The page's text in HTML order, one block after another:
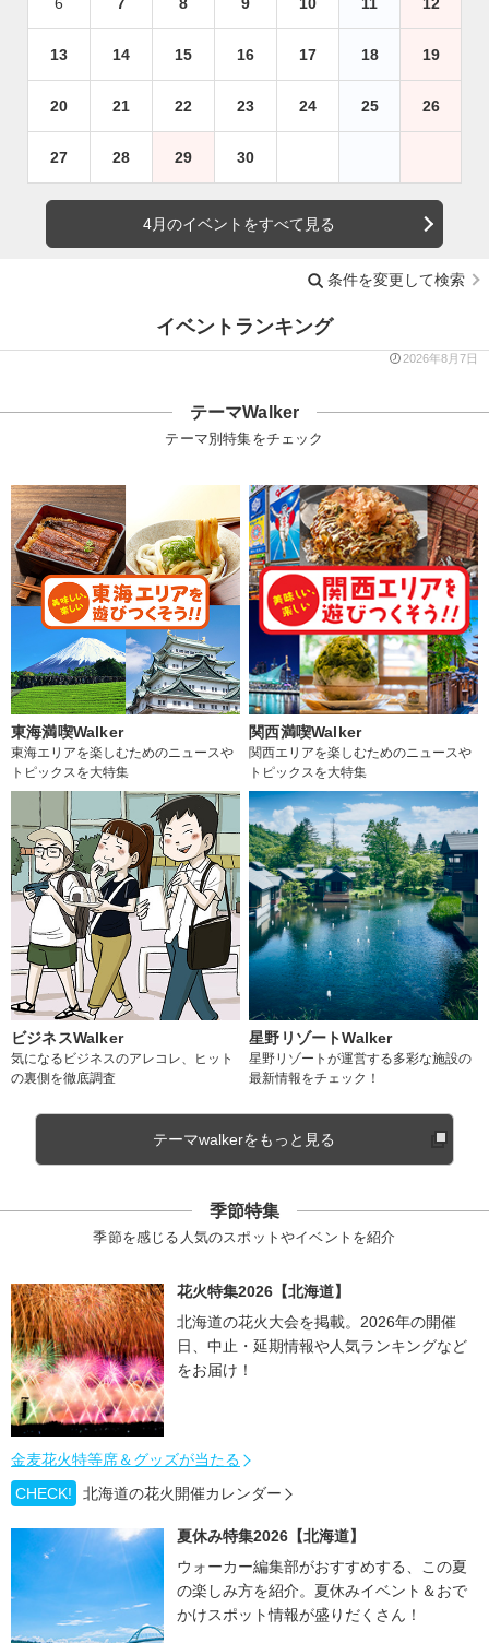
13 14 15 16 17 18 19
20 21 22 23 24 25 26
27 28 29 30
4月のイベントをすべて見る
条件を変更して検索
イベントランキング
2026年8月7日
テーマWalker
テーマ別特集をチェック
東海満喫Walker
東海エリアを楽しむためのニュースや
トピックスを大特集
関西満喫Walker
関西エリアを楽しむためのニュースや
トピックスを大特集
ビジネスWalker
気になるビジネスのアレコレ、ヒット
の裏側を徹底調査
星野リゾートWalker
星野リゾートが運営する多彩な施設の
最新情報をチェック！
テーマwalkerをもっと見る
季節特集
季節を感じる人気のスポットやイベントを紹介
花火特集2026【北海道】
北海道の花火大会を掲載。2026年の開催
日、中止・延期情報や人気ランキングなど
をお届け！
金麦花火特等席＆グッズが当たる
CHECK!
北海道の花火開催カレンダー
夏休み特集2026【北海道】
ウォーカー編集部がおすすめする、この夏
の楽しみ方を紹介。夏休みイベント＆おで
かけスポット情報が盛りだくさん！